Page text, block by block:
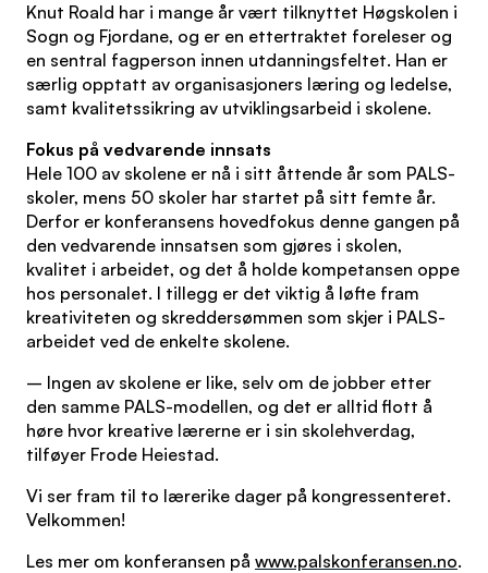
Knut Roald har i mange år vært tilknyttet Høgskolen i
Sogn og Fjordane, og er en ettertraktet foreleser og
en sentral fagperson innen utdanningsfeltet. Han er
særlig opptatt av organisasjoners læring og ledelse,
samt kvalitetssikring av utviklingsarbeid i skolene.
Fokus på vedvarende innsats
Hele 100 av skolene er nå i sitt åttende år som PALS-
skoler, mens 50 skoler har startet på sitt femte år.
Derfor er konferansens hovedfokus denne gangen på
den vedvarende innsatsen som gjøres i skolen,
kvalitet i arbeidet, og det å holde kompetansen oppe
hos personalet. I tillegg er det viktig å løfte fram
kreativiteten og skreddersømmen som skjer i PALS-
arbeidet ved de enkelte skolene.
– Ingen av skolene er like, selv om de jobber etter
den samme PALS-modellen, og det er alltid flott å
høre hvor kreative lærerne er i sin skolehverdag,
tilføyer Frode Heiestad.
Vi ser fram til to lærerike dager på kongressenteret.
Velkommen!
Les mer om konferansen på www.palskonferansen.no.